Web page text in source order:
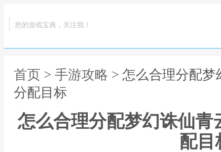
您的游戏宝典，关注我！
首页 > 手游攻略 > 怎么合理分配
分配目标
怎么合理分配梦幻诛仙青
配目